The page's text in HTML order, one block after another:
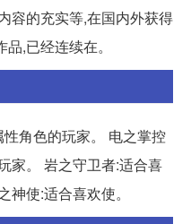
容的充实等,在国内外获得
,已经连续在。
角色的玩家。 电之掌控
家。 岩之守卫者:适合喜
使:适合喜欢使。